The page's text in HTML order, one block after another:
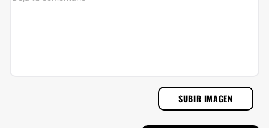
SUBIR IMAGEN